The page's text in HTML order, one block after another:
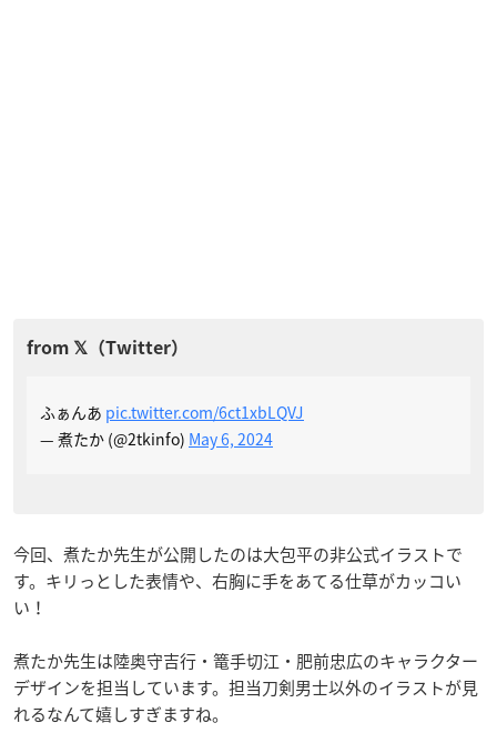
ふぁんあ pic.twitter.com/6ct1xbLQVJ
— 煮たか (@2tkinfo) May 6, 2024
今回、煮たか先生が公開したのは大包平の非公式イラストで
す。キリっとした表情や、右胸に手をあてる仕草がカッコい
い！
煮たか先生は陸奥守吉行・篭手切江・肥前忠広のキャラクター
デザインを担当しています。担当刀剣男士以外のイラストが見
れるなんて嬉しすぎますね。